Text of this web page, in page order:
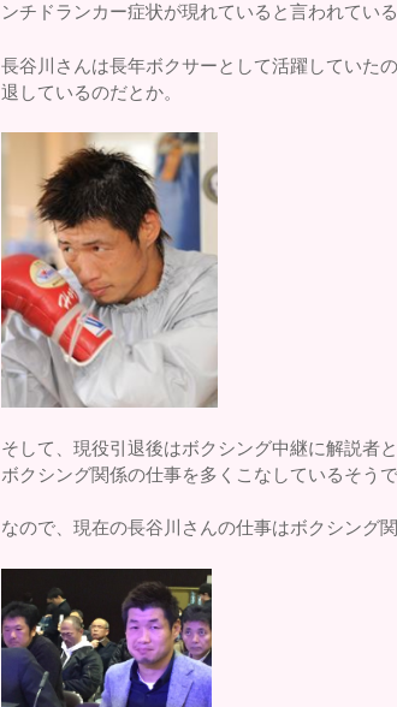
ンチドランカー症状が現れていると言われている
長谷川さんは長年ボクサーとして活躍していた
退しているのだとか。
そして、現役引退後はボクシング中継に解説者
ボクシング関係の仕事を多くこなしているそうで
なので、現在の長谷川さんの仕事はボクシング